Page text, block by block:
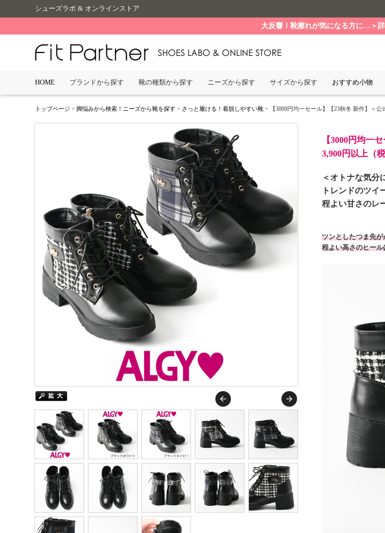
シューズラボ & オンラインストア
大反響！靴擦れが気になる方に…＞
HOME ブランドから探す 靴の種類から探す ニーズから探す サイズから探す おすすめ小物
トップページ > 脚悩みから検索！ニーズから靴を探す > さっと履ける！着脱しやすい靴 > 【3000円均一セール】【23秋冬 新作】＜
【3000円均一セ
3,900円以上（
＜オトナな気分
トレンドのツイ
程よい甘さのレ
ツンとしたつま先が
程よい高さのヒー